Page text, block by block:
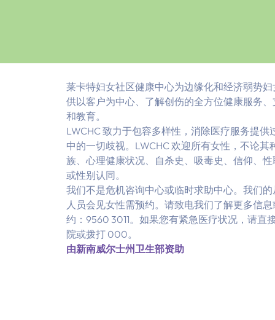
莱卡特妇女社区健康中心为边缘化和经济弱势妇
供以客户为中心、了解创伤的全方位健康服务、
和教育。
LWCHC 致力于包容多样性，消除医疗服务提供
中的一切歧视。LWCHC 欢迎所有女性，不论其
族、心理健康状况、自杀史、吸毒史、信仰、性
或性别认同。
我们不是危机咨询中心或临时求助中心。我们的
人员会见女性需预约。请致电我们了解更多信息
约：9560 3011。如果您有紧急医疗状况，请直
院或拨打 000。
由新南威尔士州卫生部资助